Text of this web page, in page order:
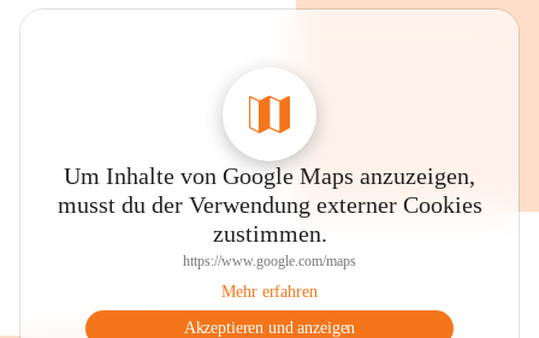
Um Inhalte von Google Maps anzuzeigen,
musst du der Verwendung externer Cookies
zustimmen.
https://www.google.com/maps
Mehr erfahren
Akzeptieren und anzeigen